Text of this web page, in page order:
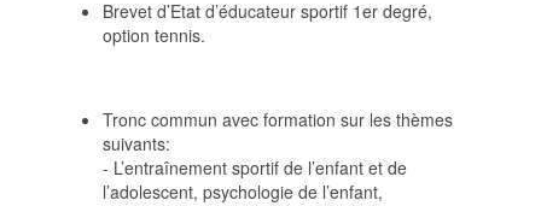
Brevet d’Etat d’éducateur sportif 1er degré,
option tennis.
Tronc commun avec formation sur les thèmes
suivants:
- L’entraînement sportif de l’enfant et de
l’adolescent, psychologie de l’enfant,